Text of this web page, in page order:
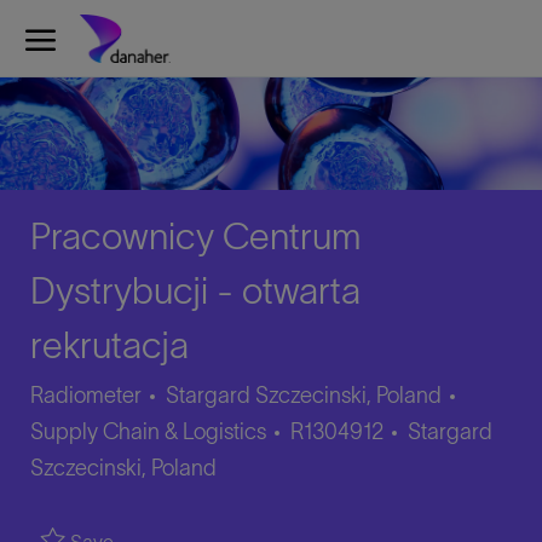
Skip to main content
Pracownicy Centrum
Dystrybucji - otwarta
rekrutacja
Radiometer Stargard Szczecinski, Poland
Supply Chain & Logistics
Job
R1304912 Location
Stargard
Szczecinski, Poland